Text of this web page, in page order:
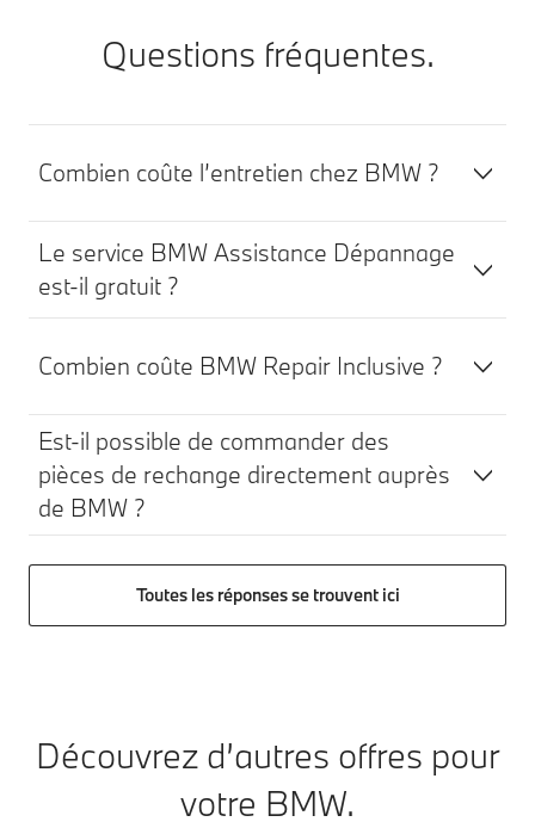
Questions fréquentes.
Combien coûte l’entretien chez BMW ?
Le service BMW Assistance Dépannage
est-il gratuit ?
Combien coûte BMW Repair Inclusive ?
Est-il possible de commander des
pièces de rechange directement auprès
de BMW ?
Toutes les réponses se trouvent ici
Découvrez d’autres offres pour
votre BMW.